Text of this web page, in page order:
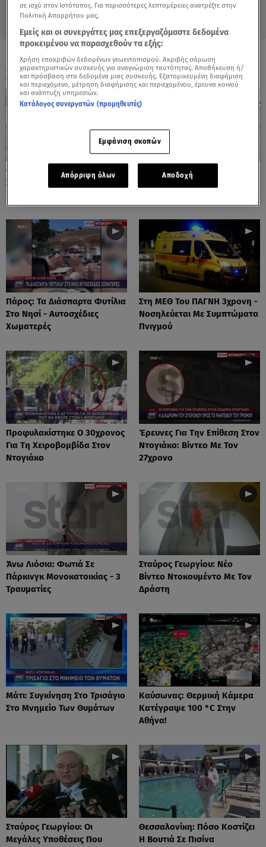
ΟΛΑ ΤΑ ΒΙΝΤΕΟ
Φωτιές: Στάχτη Το Πράσινο
Στολίδι Της Δυτικής Αττικής
Πόρτο Ράφτη: Bίντεο
Ντοκουμέντο Από Το
Πάρος: Τα Διάσπαρτα Φυτίλια
Στο Νησί - Αυτοσχέδιες
Χωματερές
Στη ΜΕΘ Του ΠΑΓΝΗ 3χρονη -
Νοσηλεύεται Με Συμπτώματα
Πνιγμού
Προφυλακίστηκε Ο 30χρονος
Για Τη Χειροβομβίδα Στον
Ντογιάκο
Έρευνες Για Την Επίθεση Στον
Ντογιάκο: Βίντεο Με Τον
27χρονο
Άνω Λιόσια: Φωτιά Σε
Πάρκινγκ Μονοκατοικίας - 3
Τραυματίες
Σταύρος Γεωργίου: Νέο
Βίντεο Ντοκουμέντο Με Τον
Δράστη
Μάτι: Συγκίνηση Στο Τρισάγιο
Στο Μνημείο Των Θυμάτων
Καύσωνας: Θερμική Κάμερα
Κατέγραψε 100 °C Στην
Αθήνα!
Σταύρος Γεωργίου: Οι
Μεγάλες Υποθέσεις Που
Θεσσαλονίκη: Πόσο Κοστίζει
Η Βουτιά Σε Πισίνα
σε ισχύ στον Ιστότοπος. Για περισσότερες λεπτομέρειες ανατρέξτε στην
Πολιτική Απορρήτου μας.
Εμείς και οι συνεργάτες μας επεξεργαζόμαστε δεδομένα
προκειμένου να παρασχεθούν τα εξής:
Χρήση επακριβών δεδομένων γεωεντοπισμού. Ακριβής σάρωση
χαρακτηριστικών συσκευής για αναγνώριση ταυτότητας. Αποθήκευση ή/
και πρόσβαση στα δεδομένα μιας συσκευής. Εξατομικευμένη διαφήμιση
και περιεχόμενο, μέτρηση διαφήμισης και περιεχομένου, έρευνα κοινού
και ανάπτυξη υπηρεσιών.
Κατάλογος συνεργατών (προμηθευτές)
Εμφάνιση σκοπών
Απόρριψη όλων Αποδοχή